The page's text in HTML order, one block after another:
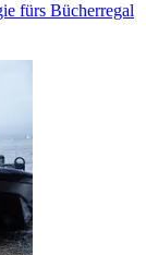
fürs Bücherregal